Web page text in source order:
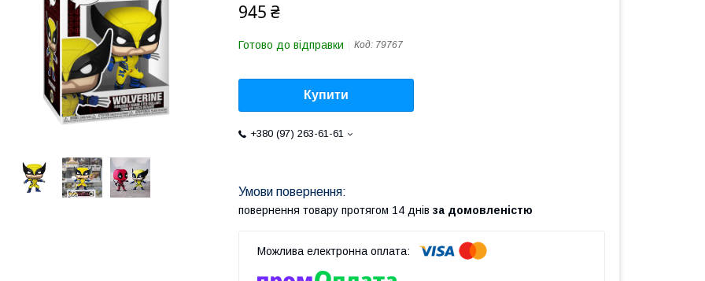
945 ₴
Готово до відправки Код: 79767
Купити
+380 (97) 263-61-61
повернення товару протягом 14 днів за домовленістю